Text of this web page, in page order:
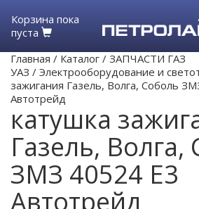
Корзина пока
пуста
Главная / Каталог / ЗАПЧАСТИ ГАЗ
УАЗ / Электрооборудование и
зажигания Газель, Волга, Соболь
Автотрейд
катушка
Газель, Волга,
ЗМЗ 40524 Е3
Автотрейд